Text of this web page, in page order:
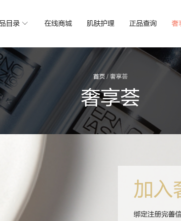
目录 在线商城 肌肤护理 正品查询 奢
首页 / 奢享荟
奢享荟
加入
绑定注册完善